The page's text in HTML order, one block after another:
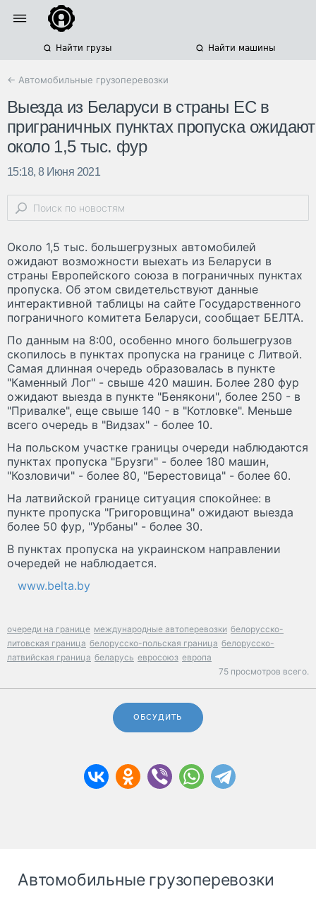
Найти грузы Найти машины
← Автомобильные грузоперевозки
Выезда из Беларуси в страны ЕС в
приграничных пунктах пропуска ожидают
около 1,5 тыс. фур
15:18, 8 Июня 2021
Около 1,5 тыс. большегрузных автомобилей
ожидают возможности выехать из Беларуси в
страны Европейского союза в пограничных пунктах
пропуска. Об этом свидетельствуют данные
интерактивной таблицы на сайте Государственного
пограничного комитета Беларуси, сообщает БЕЛТА.
По данным на 8:00, особенно много большегрузов
скопилось в пунктах пропуска на границе с Литвой.
Самая длинная очередь образовалась в пункте
"Каменный Лог" - свыше 420 машин. Более 280 фур
ожидают выезда в пункте "Бенякони", более 250 - в
"Привалке", еще свыше 140 - в "Котловке". Меньше
всего очередь в "Видзах" - более 10.
На польском участке границы очереди наблюдаются
пунктах пропуска "Брузги" - более 180 машин,
"Козловичи" - более 80, "Берестовица" - более 60.
На латвийской границе ситуация спокойнее: в
пункте пропуска "Григоровщина" ожидают выезда
более 50 фур, "Урбаны" - более 30.
В пунктах пропуска на украинском направлении
очередей не наблюдается.
www.belta.by
очереди на границе международные автоперевозки белорусско-
литовская граница белорусско-польская граница белорусско-
латвийская граница беларусь евросоюз европа
75 просмотров всего.
ОБСУДИТЬ
Автомобильные грузоперевозки